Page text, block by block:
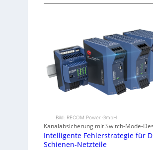
Bild: RECOM Power GmbH
Kanalabsicherung mit Switch-Mode-
Intelligente Fehlerstrategie für
Schienen-Netzteile